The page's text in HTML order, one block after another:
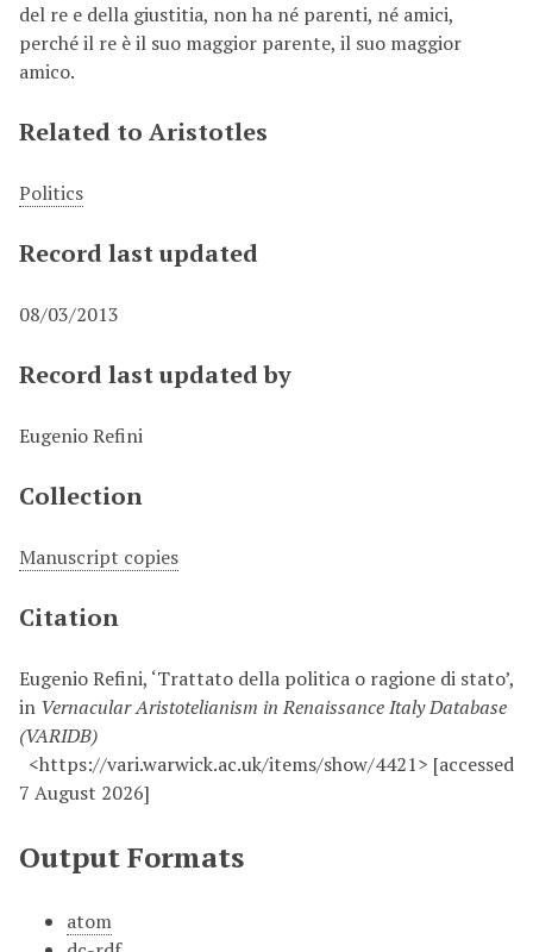
del re e della giustitia, non ha né parenti, né amici,
perché il re è il suo maggior parente, il suo maggior
amico.
Related to Aristotles
Politics
Record last updated
08/03/2013
Record last updated by
Eugenio Refini
Collection
Manuscript copies
Citation
Eugenio Refini, ‘Trattato della politica o ragione di stato’,
in Vernacular Aristotelianism in Renaissance Italy Database
(VARIDB)
<https://vari.warwick.ac.uk/items/show/4421> [accessed
7 August 2026]
Output Formats
atom